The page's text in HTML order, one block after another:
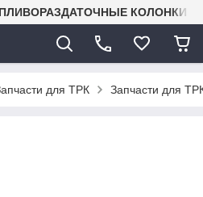
КОЛОНКИ
для ТРК Запчасти для